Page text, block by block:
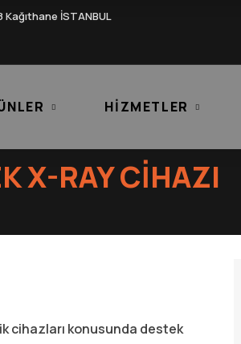
İSTANBUL
HIZMETLER
X-RAY CIHAZI
cihazları konusunda destek